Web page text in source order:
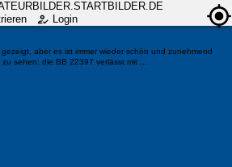
Login
aber es ist immer wieder schön und zunehmend
sehen: die BB 22397 verlässt mit ...